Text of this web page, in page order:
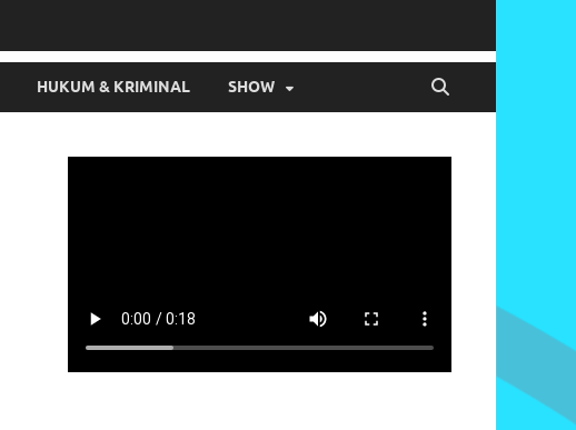
HUKUM & KRIMINAL SHOW